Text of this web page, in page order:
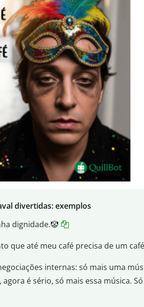
divertidas: exemplos
dignidade.🤡
que até meu café precisa de um
internas: só mais uma
agora é sério, só mais essa música.